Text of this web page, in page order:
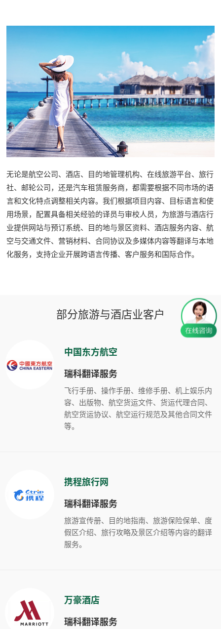
无论是航空公司、酒店、目的地管理机构、在线旅游平台、旅行
社、邮轮公司，还是汽车租赁服务商，都需要根据不同市场的语
言和文化特点调整相关内容。我们根据项目内容、目标语言和使
用场景，配置具备相关经验的译员与审校人员，为旅游与酒店行
业提供网站与预订系统、目的地与景区资料、酒店服务内容、航
空与交通文件、营销材料、合同协议及多媒体内容等翻译与本地
化服务，支持企业开展跨语言传播、客户服务和国际合作。
部分旅游与酒店业客户
中国东方航空
瑞科翻译服务
飞行手册、操作手册、维修手册、机上娱乐内
容、出版物、航空货运文件、货运代理合同、
航空货运协议、航空运行规范及其他合同文件
等。
携程旅行网
瑞科翻译服务
旅游宣传册、目的地指南、旅游保险保单、度
假区介绍、旅行攻略及景区介绍等内容的翻译
服务。
万豪酒店
瑞科翻译服务